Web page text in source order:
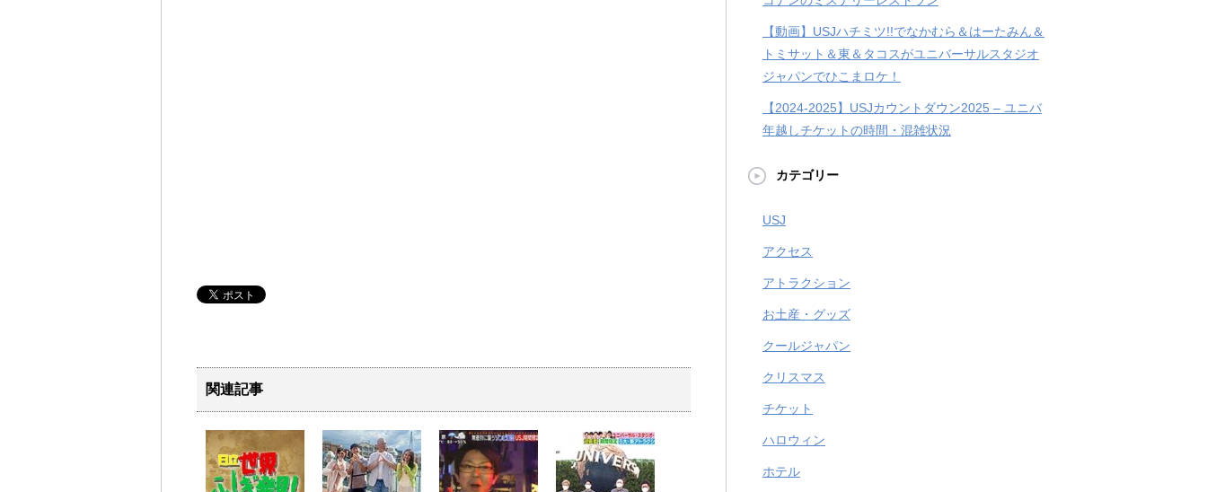
関連記事
【動画】USJハチミツ!!でなかむら＆はーたみん＆
トミサット＆東＆タコスがユニバーサルスタジオ
ジャパンでひこまロケ！
【2024-2025】USJカウントダウン2025 – ユニバ
年越しチケットの時間・混雑状況
カテゴリー
USJ
アクセス
アトラクション
お土産・グッズ
クールジャパン
クリスマス
チケット
ハロウィン
ホテル